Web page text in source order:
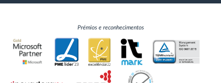
Prémios e reconhecimentos